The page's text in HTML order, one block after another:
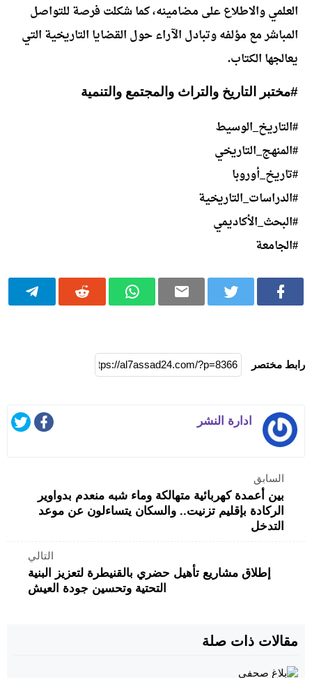
العلمي والاطلاع على مضامينه، كما شكلت فرصة للتواصل
المباشر مع مؤلفه وتبادل الآراء حول القضايا التاريخية التي
يعالجها الكتاب.
#مختبر التاريخ والتراث والمجتمع والتنمية
#التاريخ_الوسيط
#المنهج_التاريخي
#تاريخ_أوروبا
#الدراسات_التاريخية
#البحث_الأكاديمي
#الجامعة
رابط مختصر
ادارة النشر
السابق
بين أعمدة كهربائية متهالكة وماء شبه منعدم بدواوير
الركادة بإقليم تزنيت.. والسكان يتساءلون عن موعد
التدخل
التالي
إطلاق مشاريع تأهيل حضري بالقنيطرة لتعزيز البنية
التحتية وتحسين جودة العيش
مقالات ذات صلة